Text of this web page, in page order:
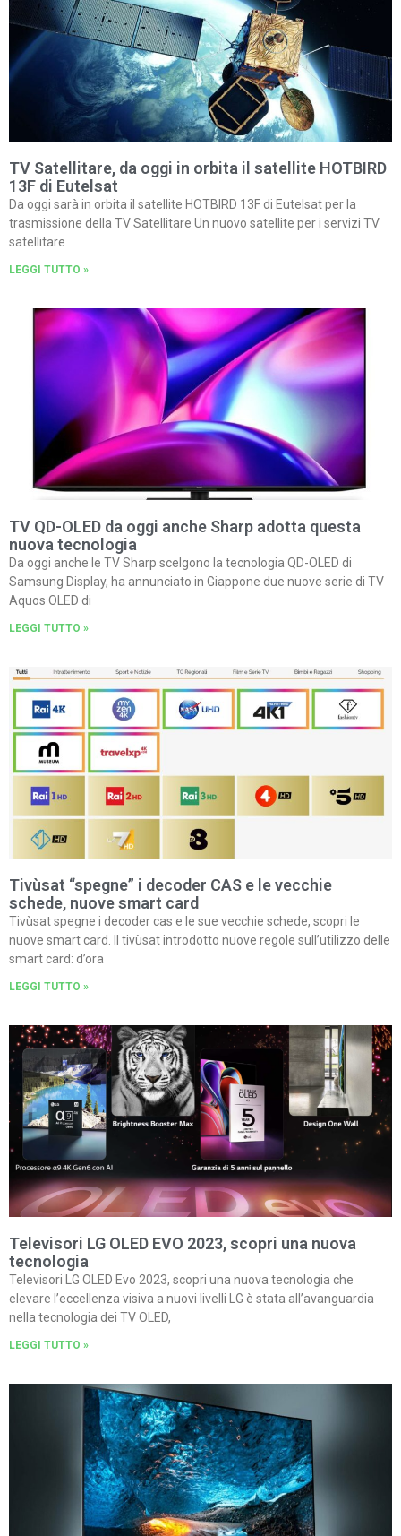
TV Satellitare, da oggi in orbita il satellite HOTBIRD
13F di Eutelsat
Da oggi sarà in orbita il satellite HOTBIRD 13F di Eutelsat per la
trasmissione della TV Satellitare Un nuovo satellite per i servizi TV
satellitare
LEGGI TUTTO »
TV QD-OLED da oggi anche Sharp adotta questa
nuova tecnologia
Da oggi anche le TV Sharp scelgono la tecnologia QD-OLED di
Samsung Display, ha annunciato in Giappone due nuove serie di TV
Aquos OLED di
LEGGI TUTTO »
Tivùsat “spegne” i decoder CAS e le vecchie
schede, nuove smart card
Tivùsat spegne i decoder cas e le sue vecchie schede, scopri le
nuove smart card. Il tivùsat introdotto nuove regole sull’utilizzo delle
smart card: d’ora
LEGGI TUTTO »
Televisori LG OLED EVO 2023, scopri una nuova
tecnologia
Televisori LG OLED Evo 2023, scopri una nuova tecnologia che
elevare l’eccellenza visiva a nuovi livelli LG è stata all’avanguardia
nella tecnologia dei TV OLED,
LEGGI TUTTO »